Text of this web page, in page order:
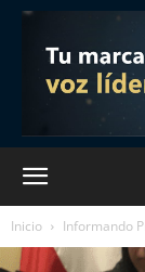
Inicio Informando